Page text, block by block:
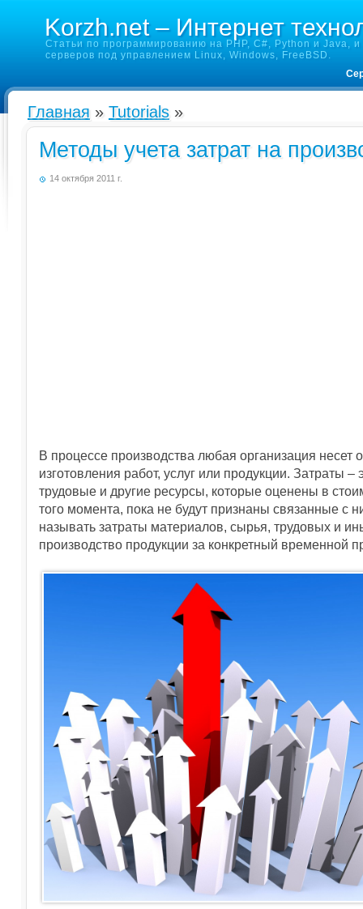
Korzh.net – Интернет
Статьи по программированию на PHP, C#, Python и Java,
серверов под управлением Linux, Windows, FreeBSD.
Главная » Tutorials »
Методы учета затрат на
14 октября 2011 г.
В процессе производства любая организация
изготовления работ, услуг или продукции. Затраты
трудовые и другие ресурсы, которые оценены в
того момента, пока не будут признаны связанные с
называть затраты материалов, сырья, трудовых и
производство продукции за конкретный временной